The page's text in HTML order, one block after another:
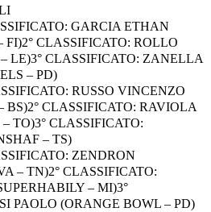
GARCIA ETHAN
FI)2° CLASSIFICATO: ROLLO
LE)3° CLASSIFICATO: ZANELLA
– PD)
RUSSO VINCENZO
BS)2° CLASSIFICATO: RAVIOLA
– TO)3° CLASSIFICATO:
– TS)
ZENDRON
– TN)2° CLASSIFICATO:
– MI)3°
PAOLO (ORANGE BOWL – PD)